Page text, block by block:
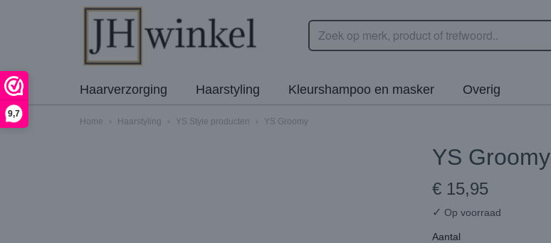
9,7
Haarverzorging Haarstyling Kleurshampoo en masker Overig
Home › Haarstyling › YS Style producten › YS Groomy
YS Groomy
€ 15,95
✓ Op voorraad
Aantal